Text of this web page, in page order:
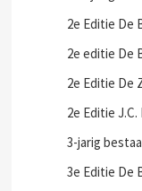
2e Editie De
2e editie De
2e Editie De
2e Editie
3-jarig
3e Editie De